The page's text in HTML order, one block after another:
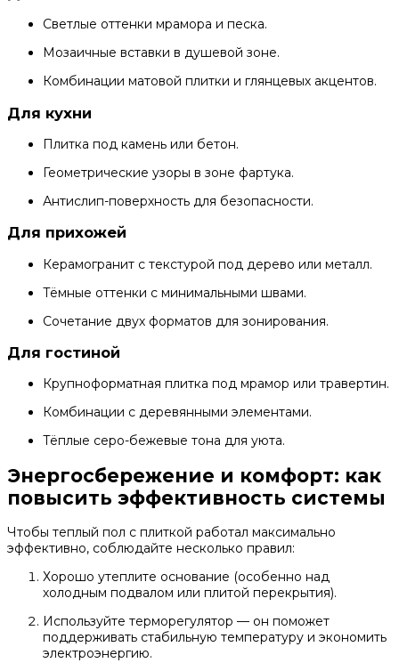
Светлые оттенки мрамора и песка.
Мозаичные вставки в душевой зоне.
Комбинации матовой плитки и глянцевых акцентов.
Для кухни
Плитка под камень или бетон.
Геометрические узоры в зоне фартука.
Антислип-поверхность для безопасности.
Для прихожей
Керамогранит с текстурой под дерево или металл.
Тёмные оттенки с минимальными швами.
Сочетание двух форматов для зонирования.
Для гостиной
Крупноформатная плитка под мрамор или травертин.
Комбинации с деревянными элементами.
Тёплые серо-бежевые тона для уюта.
Энергосбережение и комфорт: как
повысить эффективность системы
Чтобы теплый пол с плиткой работал максимально
эффективно, соблюдайте несколько правил:
Хорошо утеплите основание (особенно над
холодным подвалом или плитой перекрытия).
Используйте терморегулятор — он поможет
поддерживать стабильную температуру и экономить
электроэнергию.